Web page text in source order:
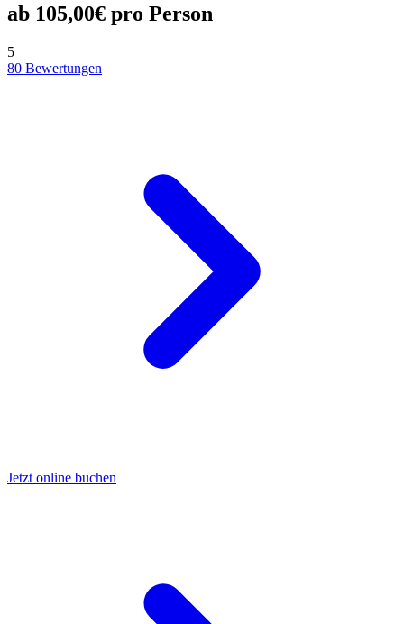
ab 105,00€ pro Person
5
80 Bewertungen
Jetzt online buchen